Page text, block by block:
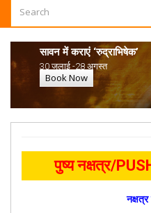
सावन में कराएं ‘रुद्राभिषेक’
30 जुलाई -28 अगस्त
Book Now
पुष्य नक्षत्र/